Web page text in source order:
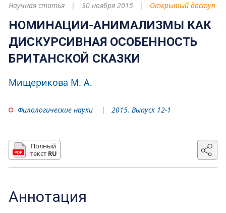
Научная статья 30 ноября 2015 Открытый доступ
НОМИНАЦИИ-АНИМАЛИЗМЫ КАК
ДИСКУРСИВНАЯ ОСОБЕННОСТЬ
БРИТАНСКОЙ СКАЗКИ
Мищерикова М. А.
Филологические науки 2015. Выпуск 12-1
Полный
текст RU
Аннотация